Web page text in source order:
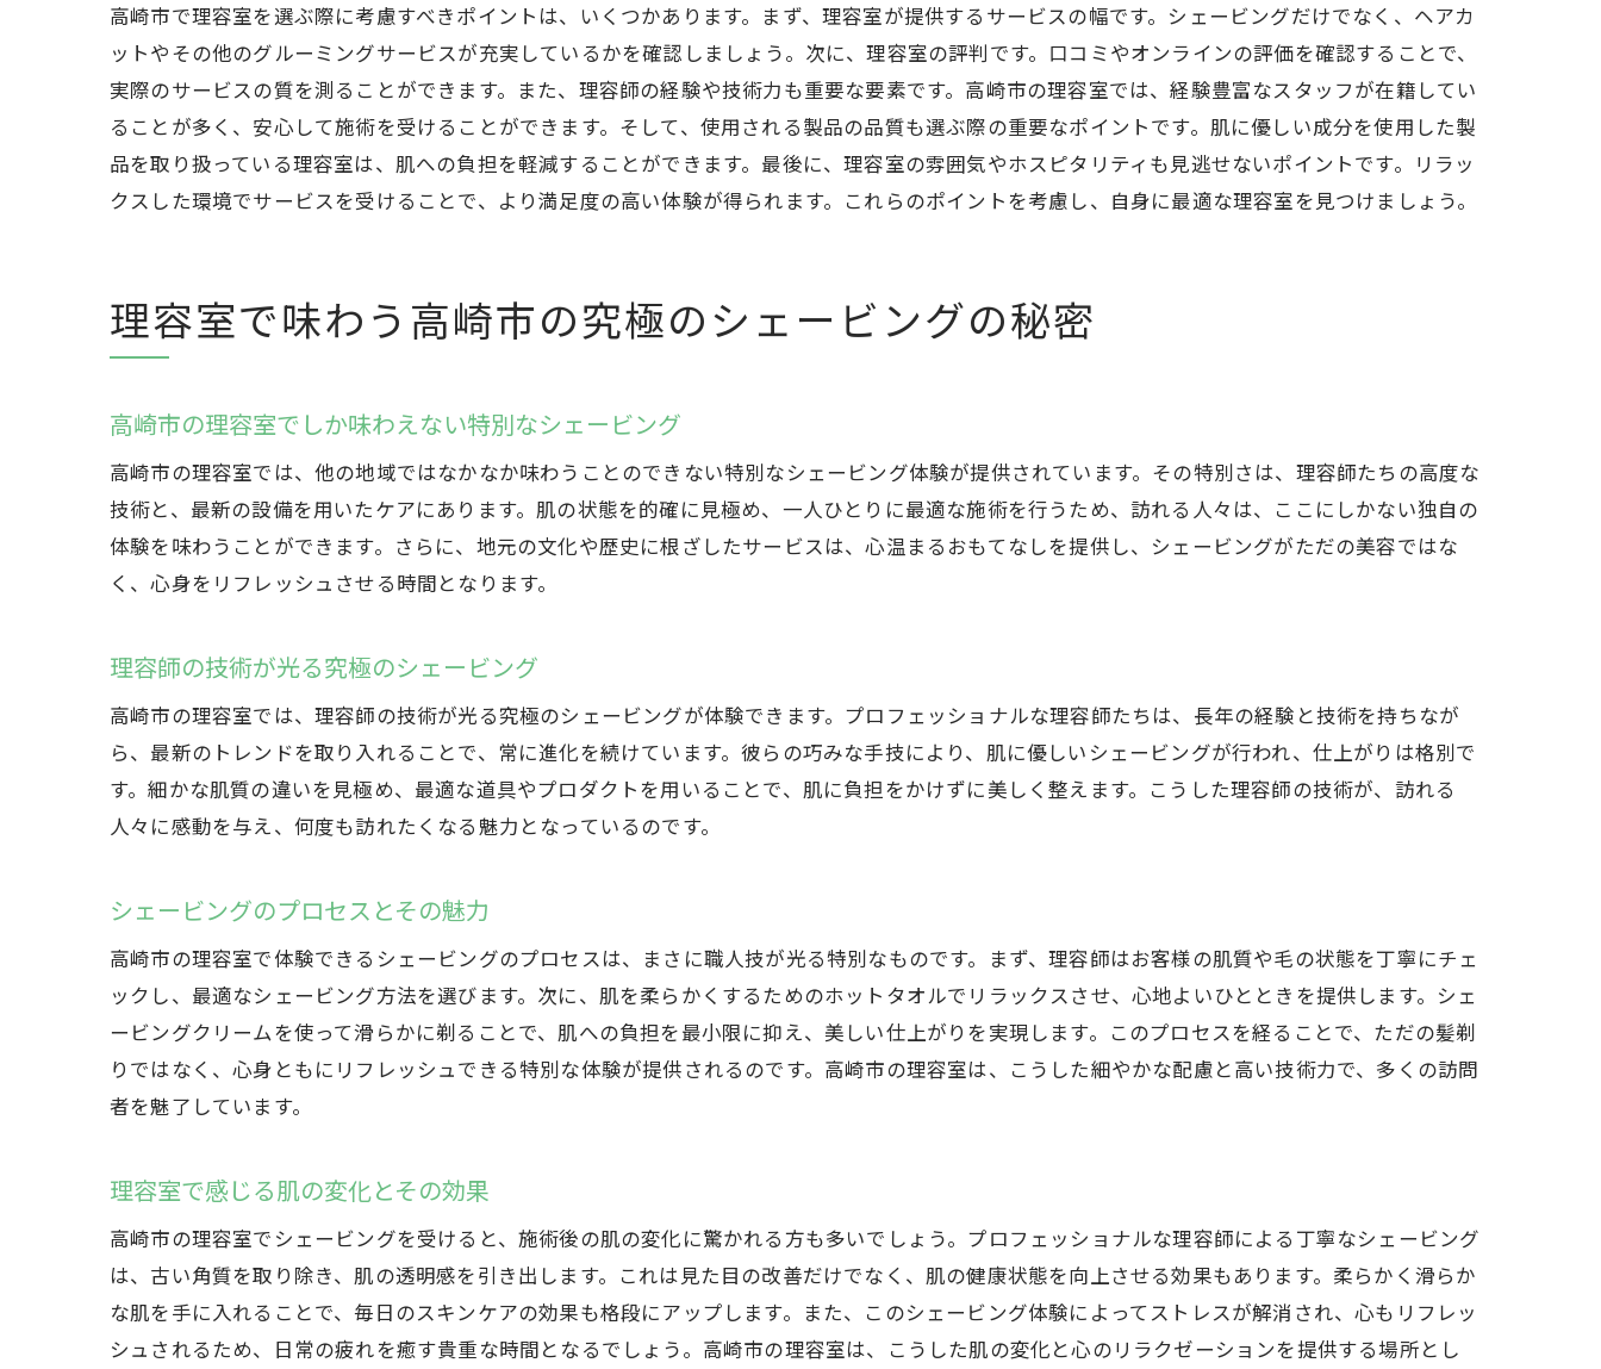
技術革新がもたらす理容室の進化
高崎市の理容室で得る最新の美容体験
理容室での最新設備を活用したシェービング
心温まるシェービングで癒される高崎市の理容室
癒しの時間を提供する理容室のシェービング
理容室でのシェービングがもたらす心の安らぎ
理容室のシェービングが心に与える影響
高崎市で理容室を選ぶ際に考慮すべきポイントは、いくつかあります。まず、理容室が提供するサービスの幅です。シェービングだけでなく、ヘアカ
ットやその他のグルーミングサービスが充実しているかを確認しましょう。次に、理容室の評判です。口コミやオンラインの評価を確認することで、
実際のサービスの質を測ることができます。また、理容師の経験や技術力も重要な要素です。高崎市の理容室では、経験豊富なスタッフが在籍してい
ることが多く、安心して施術を受けることができます。そして、使用される製品の品質も選ぶ際の重要なポイントです。肌に優しい成分を使用した製
品を取り扱っている理容室は、肌への負担を軽減することができます。最後に、理容室の雰囲気やホスピタリティも見逃せないポイントです。リラッ
クスした環境でサービスを受けることで、より満足度の高い体験が得られます。これらのポイントを考慮し、自身に最適な理容室を見つけましょう。
理容室で味わう高崎市の究極のシェービングの秘密
高崎市の理容室でしか味わえない特別なシェービング
高崎市の理容室では、他の地域ではなかなか味わうことのできない特別なシェービング体験が提供されています。その特別さは、理容師たちの高度な
技術と、最新の設備を用いたケアにあります。肌の状態を的確に見極め、一人ひとりに最適な施術を行うため、訪れる人々は、ここにしかない独自の
体験を味わうことができます。さらに、地元の文化や歴史に根ざしたサービスは、心温まるおもてなしを提供し、シェービングがただの美容ではな
く、心身をリフレッシュさせる時間となります。
理容師の技術が光る究極のシェービング
高崎市の理容室では、理容師の技術が光る究極のシェービングが体験できます。プロフェッショナルな理容師たちは、長年の経験と技術を持ちなが
ら、最新のトレンドを取り入れることで、常に進化を続けています。彼らの巧みな手技により、肌に優しいシェービングが行われ、仕上がりは格別で
す。細かな肌質の違いを見極め、最適な道具やプロダクトを用いることで、肌に負担をかけずに美しく整えます。こうした理容師の技術が、訪れる
人々に感動を与え、何度も訪れたくなる魅力となっているのです。
シェービングのプロセスとその魅力
高崎市の理容室で体験できるシェービングのプロセスは、まさに職人技が光る特別なものです。まず、理容師はお客様の肌質や毛の状態を丁寧にチェ
ックし、最適なシェービング方法を選びます。次に、肌を柔らかくするためのホットタオルでリラックスさせ、心地よいひとときを提供します。シェ
ービングクリームを使って滑らかに剃ることで、肌への負担を最小限に抑え、美しい仕上がりを実現します。このプロセスを経ることで、ただの髪剃
りではなく、心身ともにリフレッシュできる特別な体験が提供されるのです。高崎市の理容室は、こうした細やかな配慮と高い技術力で、多くの訪問
者を魅了しています。
理容室で感じる肌の変化とその効果
高崎市の理容室でシェービングを受けると、施術後の肌の変化に驚かれる方も多いでしょう。プロフェッショナルな理容師による丁寧なシェービング
は、古い角質を取り除き、肌の透明感を引き出します。これは見た目の改善だけでなく、肌の健康状態を向上させる効果もあります。柔らかく滑らか
な肌を手に入れることで、毎日のスキンケアの効果も格段にアップします。また、このシェービング体験によってストレスが解消され、心もリフレッ
シュされるため、日常の疲れを癒す貴重な時間となるでしょう。高崎市の理容室は、こうした肌の変化と心のリラクゼーションを提供する場所とし